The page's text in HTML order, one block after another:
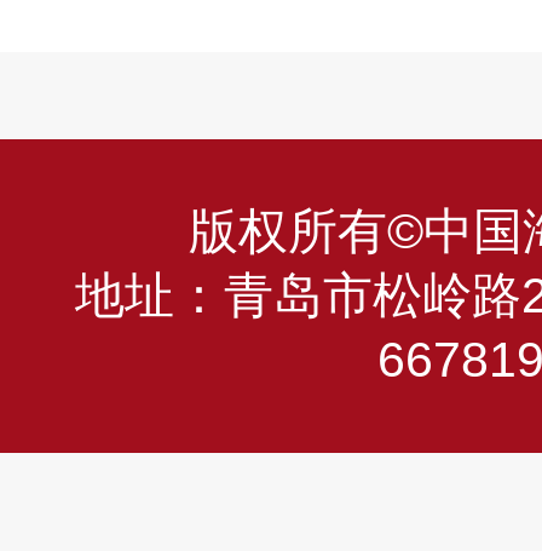
版权所有©中国
地址：青岛市松岭